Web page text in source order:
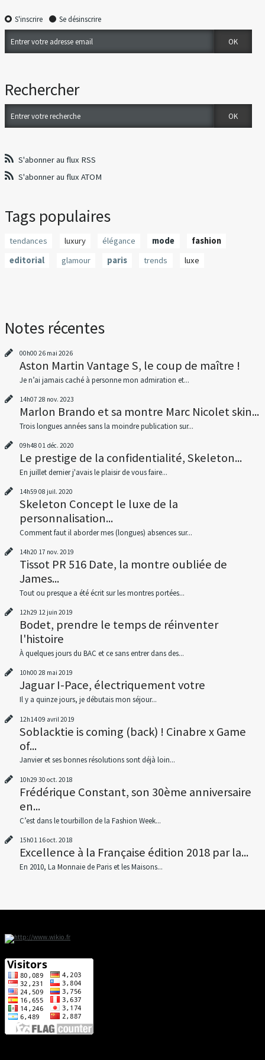
S'inscrire Se désinscrire
Rechercher
S'abonner au flux RSS
S'abonner au flux ATOM
Tags populaires
tendances luxury élégance mode
fashion
editorial
glamour paris trends luxe
Notes récentes
00h00 26 mai 2026
Aston Martin Vantage S, le coup de maître !
Je n’ai jamais caché à personne mon admiration et...
14h07 28 nov. 2023
Marlon Brando et sa montre Marc Nicolet skin...
Trois longues années sans la moindre publication sur...
09h48 01 déc. 2020
Le prestige de la confidentialité, Skeleton...
En juillet dernier j'avais le plaisir de vous faire...
14h59 08 juil. 2020
Skeleton Concept le luxe de la
personnalisation...
Comment faut il aborder mes (longues) absences sur...
14h20 17 nov. 2019
Tissot PR 516 Date, la montre oubliée de
James...
Tout ou presque a été écrit sur les montres portées...
12h29 12 juin 2019
Bodet, prendre le temps de réinventer
l'histoire
À quelques jours du BAC et ce sans entrer dans des...
10h00 28 mai 2019
Jaguar I-Pace, électriquement votre
Il y a quinze jours, je débutais mon séjour...
12h1409 avril 2019
Soblacktie is coming (back) ! Cinabre x Game
of...
Janvier et ses bonnes résolutions sont déjà loin...
10h29 30 oct. 2018
Frédérique Constant, son 30ème anniversaire
en...
C’est dans le tourbillon de la Fashion Week...
15h01 16oct. 2018
Excellence à la Française édition 2018 par la...
En 2010, La Monnaie de Paris et les Maisons...